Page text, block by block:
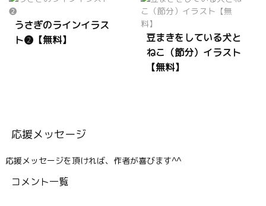
うさぎのラインイラス
ト❷【無料】
豆まきをしている犬と
ねこ（節分）イラスト
【無料】
応援メッセージ
応援メッセージを頂ければ、作者が喜びます^^
コメント一覧